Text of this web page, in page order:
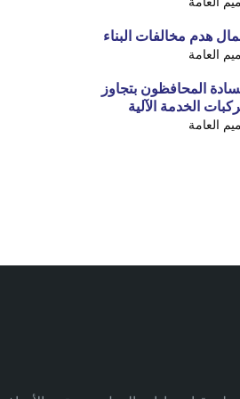
هدم مخالفات البناء
العامة
المحافظون بتجاوز
الخدمة الآلية
العامة